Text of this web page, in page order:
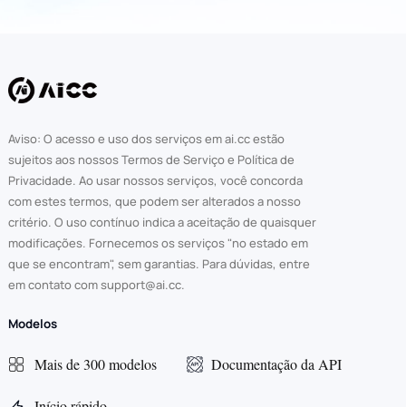
Aviso: O acesso e uso dos serviços em ai.cc estão
sujeitos aos nossos Termos de Serviço e Política de
Privacidade. Ao usar nossos serviços, você concorda
com estes termos, que podem ser alterados a nosso
critério. O uso contínuo indica a aceitação de quaisquer
modificações. Fornecemos os serviços "no estado em
que se encontram", sem garantias. Para dúvidas, entre
em contato com support@ai.cc.
Modelos
Mais de 300 modelos Documentação da API